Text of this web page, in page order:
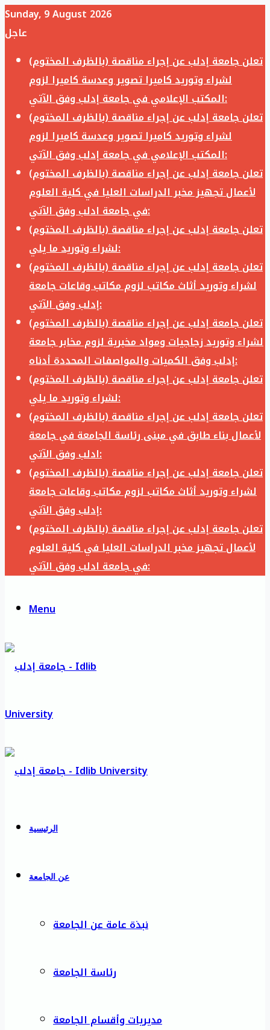
Sunday, 9 August 2026
عاجل
تعلن جامعة إدلب عن إجراء مناقصة (بالظرف المختوم)
لشراء وتوريد كاميرا تصوير وعدسة كاميرا لزوم
المكتب الإعلامي في جامعة إدلب وفق الآتي:
تعلن جامعة إدلب عن إجراء مناقصة (بالظرف المختوم)
لشراء وتوريد كاميرا تصوير وعدسة كاميرا لزوم
المكتب الإعلامي في جامعة إدلب وفق الآتي:
تعلن جامعة إدلب عن إجراء مناقصة (بالظرف المختوم)
لأعمال تجهيز مخبر الدراسات العليا في كلية العلوم
في جامعة ادلب وفق الآتي:
تعلن جامعة إدلب عن إجراء مناقصة (بالظرف المختوم)
لشراء وتوريد ما يلي:
تعلن جامعة إدلب عن إجراء مناقصة (بالظرف المختوم)
لشراء وتوريد أثاث مكاتب لزوم مكاتب وقاعات جامعة
إدلب وفق الآتي:
تعلن جامعة إدلب عن إجراء مناقصة (بالظرف المختوم)
لشراء وتوريد زجاجيات ومواد مخبرية لزوم مخابر جامعة
إدلب وفق الكميات والمواصفات المحددة أدناه:
تعلن جامعة إدلب عن إجراء مناقصة (بالظرف المختوم)
لشراء وتوريد ما يلي:
تعلن جامعة إدلب عن إجراء مناقصة (بالظرف المختوم)
لأعمال بناء طابق في مبنى رئاسة الجامعة في جامعة
ادلب وفق الآتي:
تعلن جامعة إدلب عن إجراء مناقصة (بالظرف المختوم)
لشراء وتوريد أثاث مكاتب لزوم مكاتب وقاعات جامعة
إدلب وفق الآتي:
تعلن جامعة إدلب عن إجراء مناقصة (بالظرف المختوم)
لأعمال تجهيز مخبر الدراسات العليا في كلية العلوم
في جامعة ادلب وفق الآتي:
Menu
الرئيسية
عن الجامعة
نبذة عامة عن الجامعة
رئاسة الجامعة
مديريات وأقسام الجامعة